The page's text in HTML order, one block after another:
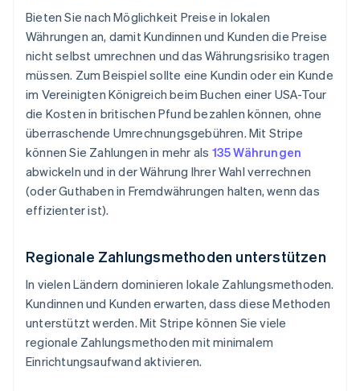
Bieten Sie nach Möglichkeit Preise in lokalen
Währungen an, damit Kundinnen und Kunden die Preise
nicht selbst umrechnen und das Währungsrisiko tragen
müssen. Zum Beispiel sollte eine Kundin oder ein Kunde
im Vereinigten Königreich beim Buchen einer USA-Tour
die Kosten in britischen Pfund bezahlen können, ohne
überraschende Umrechnungsgebühren. Mit Stripe
können Sie Zahlungen in mehr als 135 Währungen
abwickeln und in der Währung Ihrer Wahl verrechnen
(oder Guthaben in Fremdwährungen halten, wenn das
effizienter ist).
Regionale Zahlungsmethoden unterstützen
In vielen Ländern dominieren lokale Zahlungsmethoden.
Kundinnen und Kunden erwarten, dass diese Methoden
unterstützt werden. Mit Stripe können Sie viele
regionale Zahlungsmethoden mit minimalem
Einrichtungsaufwand aktivieren.